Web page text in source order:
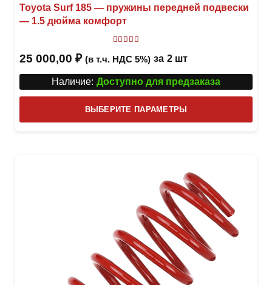
Toyota Surf 185 — пружины передней подвески
— 1.5 дюйма комфорт
25 000,00 ₽ (в т.ч. НДС 5%) за 2 шт
Наличие: Доступно для предзаказа
ВЫБЕРИТЕ ПАРАМЕТРЫ
товар